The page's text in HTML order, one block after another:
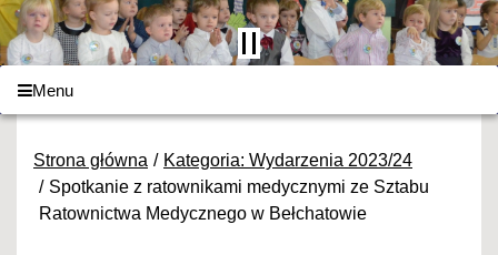
Menu
Strona główna
Kategoria: Wydarzenia 2023/24
Spotkanie z ratownikami medycznymi ze Sztabu
Ratownictwa Medycznego w Bełchatowie